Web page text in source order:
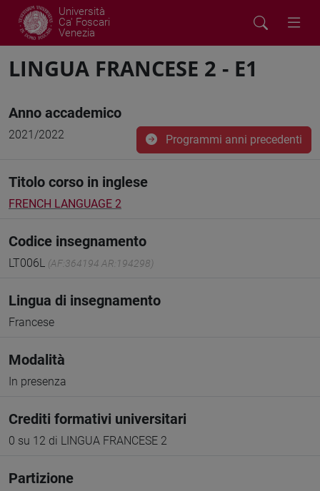
Università
Ca' Foscari
Venezia
LINGUA FRANCESE 2 - E1
Anno accademico
2021/2022 Programmi anni precedenti
Titolo corso in inglese
FRENCH LANGUAGE 2
Codice insegnamento
LT006L (AF:364194 AR:194298)
Lingua di insegnamento
Francese
Modalità
In presenza
Crediti formativi universitari
0 su 12 di LINGUA FRANCESE 2
Partizione